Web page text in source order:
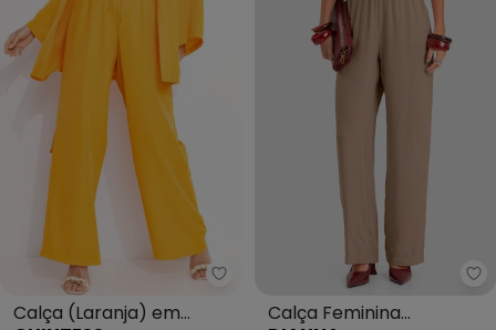
Quintess - Calça (Laranja) em
Calça (Laranja) em
Calça Feminina